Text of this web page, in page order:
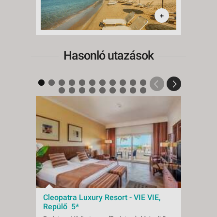
+
Hasonló utazások
Cleopatra Luxury Resort - VIE VIE,
Repülő 5*